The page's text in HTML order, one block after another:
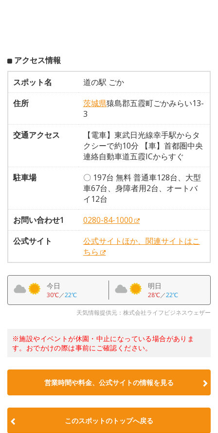
アクセス情報
スポット名
道の駅 ごか
住所
茨城県猿島郡五霞町ごかみらい13-
3
交通アクセス
【電車】東武日光線幸手駅からタ
クシーで約10分 【車】首都圏中央
連絡自動車道五霞ICからすぐ
駐車場
〇 197台 無料 普通車128台、大型
車67台、身障者用2台、オートバ
イ12台
お問い合わせ1
0280-84-1000
公式サイト
公式サイトほか、関連サイトはこ
ちら
今日
30℃／22℃
明日
28℃／22℃
天気情報提供元：株式会社ライフビジネスウェザー
※施設やイベントが休園・中止になっている場合がありま
す。おでかけの際は事前にご確認ください。
営業時間や料金、公式サイトの情報を見る
このスポットのトップへ戻る